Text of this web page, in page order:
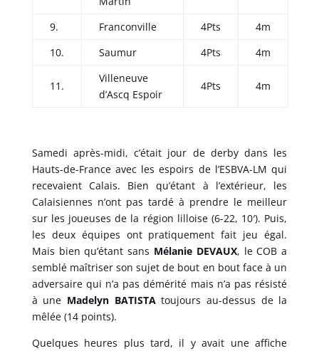
9. Franconville 4Pts
4m
10.
Saumur 4Pts 4m
11.
Villeneuve
d’Ascq Espoir
4Pts 4m
Samedi après-midi, c’était jour de derby dans les
Hauts-de-France avec les espoirs de l’ESBVA-LM qui
recevaient Calais. Bien qu’étant à l’extérieur, les
Calaisiennes n’ont pas tardé à prendre le meilleur
sur les joueuses de la région lilloise (6-22, 10′). Puis,
les deux équipes ont pratiquement fait jeu égal.
Mais bien qu’étant sans Mélanie DEVAUX, le COB a
semblé maîtriser son sujet de bout en bout face à un
adversaire qui n’a pas démérité mais n’a pas résisté
à une Madelyn BATISTAtoujours au-dessus de la
mêlée (14 points).
Quelques heures plus tard, il y avait une affiche